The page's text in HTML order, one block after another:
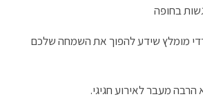
בחופה
מומלץ שידע להפוך את השמחה שלכם
הרבה מעבר לאירוע חגיגי.